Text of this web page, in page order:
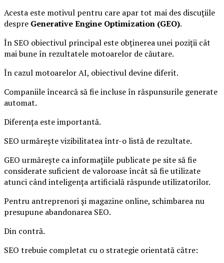
Acesta este motivul pentru care apar tot mai des discuțiile
despre Generative Engine Optimization (GEO).
În SEO obiectivul principal este obținerea unei poziții cât
mai bune în rezultatele motoarelor de căutare.
În cazul motoarelor AI, obiectivul devine diferit.
Companiile încearcă să fie incluse în răspunsurile generate
automat.
Diferența este importantă.
SEO urmărește vizibilitatea într-o listă de rezultate.
GEO urmărește ca informațiile publicate pe site să fie
considerate suficient de valoroase încât să fie utilizate
atunci când inteligența artificială răspunde utilizatorilor.
Pentru antreprenori și magazine online, schimbarea nu
presupune abandonarea SEO.
Din contră.
SEO trebuie completat cu o strategie orientată către: